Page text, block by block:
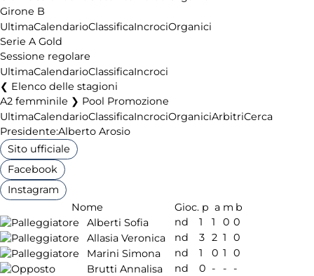
Girone B
UltimaCalendarioClassificaIncrociOrganici
Serie A Gold
Sessione regolare
UltimaCalendarioClassificaIncroci
Elenco delle stagioni
A2 femminile ❯ Pool Promozione
UltimaCalendarioClassificaIncrociOrganiciArbitriCerca
Presidente:Alberto Arosio
Sito ufficiale
Facebook
Instagram
Nome
Gioc. p a m b
Alberti Sofia
nd 1 1 0 0
Allasia Veronica
nd 3 2 1
0
Marini Simona
nd 1 0 1
0
Brutti Annalisa
nd 0 - -
-